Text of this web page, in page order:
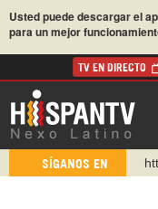
Usted puede descargar el
para un mejor
TV EN DIRECTO
SÍGANOS EN